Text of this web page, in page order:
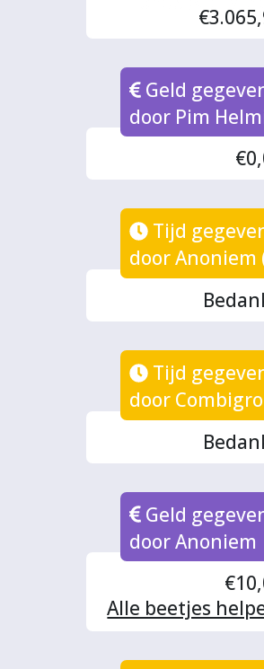
Geld
door Pim
Tijd
door Anoniem
Tijd
door Combigro
Geld
door Anoniem
Alle beetjes